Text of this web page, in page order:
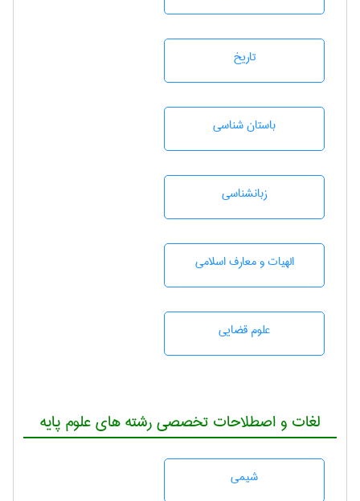
تاريخ
باستان شناسی
زبانشناسی
الهیات و معارف اسلامی
علوم قضایی
لغات و اصطلاحات تخصصی رشته های علوم پایه
شيمی